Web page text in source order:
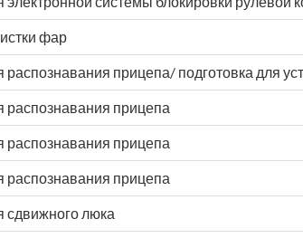
фар
прицепа/ подготовка для
распознавания прицепа
распознавания прицепа
распознавания прицепа
сдвижного люка